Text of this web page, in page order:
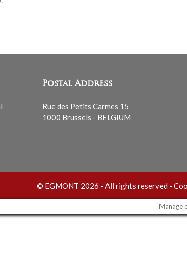
Postal Address
Rue des Petits Carmes 15
1000 Brussels - BELGIUM
© EGMONT 2026 - All rights reserved -
Manage